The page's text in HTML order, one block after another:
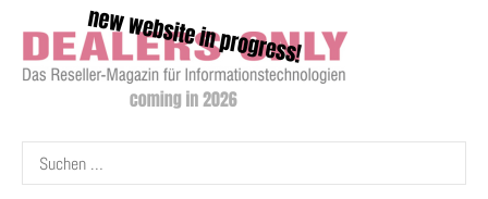
Suchen
nach: